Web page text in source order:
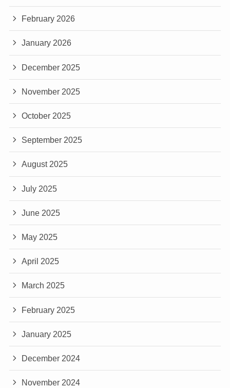
February 2026
January 2026
December 2025
November 2025
October 2025
September 2025
August 2025
July 2025
June 2025
May 2025
April 2025
March 2025
February 2025
January 2025
December 2024
November 2024